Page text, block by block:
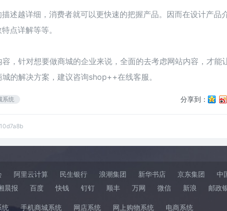
述越详细，消费者就可以更快速的把握产品。因而在设计产品
点详解等等。
，针对想要做商城的企业来说，全面的去考虑网站内容，才能
的解决方案，建议咨询shop++在线客服。
系统 分享到：
阿里云计算 民生银行 浪潮集团 新华书店 京东集团 中
晨报 百度 快钱 钉钉 顺丰 万网 微信 新浪 邮政
统 手机商城系统 网店系统 网上购物系统 电商系统